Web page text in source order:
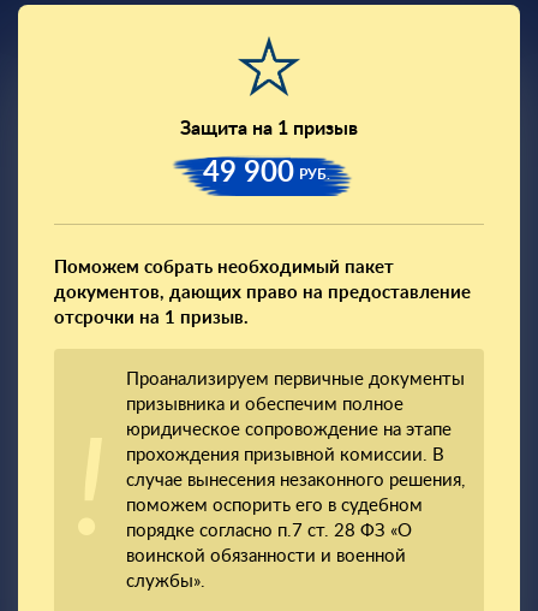
Защита на 1 призыв
49 900 РУБ.
Поможем собрать необходимый пакет
документов, дающих право на предоставление
отсрочки на 1 призыв.
Проанализируем первичные документы
призывника и обеспечим полное
юридическое сопровождение на этапе
прохождения призывной комиссии. В
случае вынесения незаконного решения,
поможем оспорить его в судебном
порядке согласно п.7 ст. 28 ФЗ «О
воинской обязанности и военной
службы».